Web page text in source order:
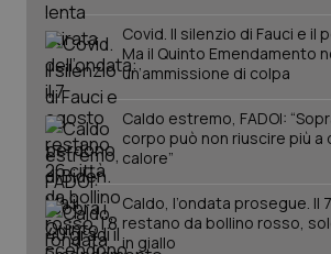
Covid. Il silenzio di Fauci e il
Ma il Quinto Emendamento
un’ammissione di colpa
Caldo estremo, FADOI:
corpo può non riuscire più a
calore”
Caldo, l’ondata prosegue. Il
restano da bollino rosso,
in giallo